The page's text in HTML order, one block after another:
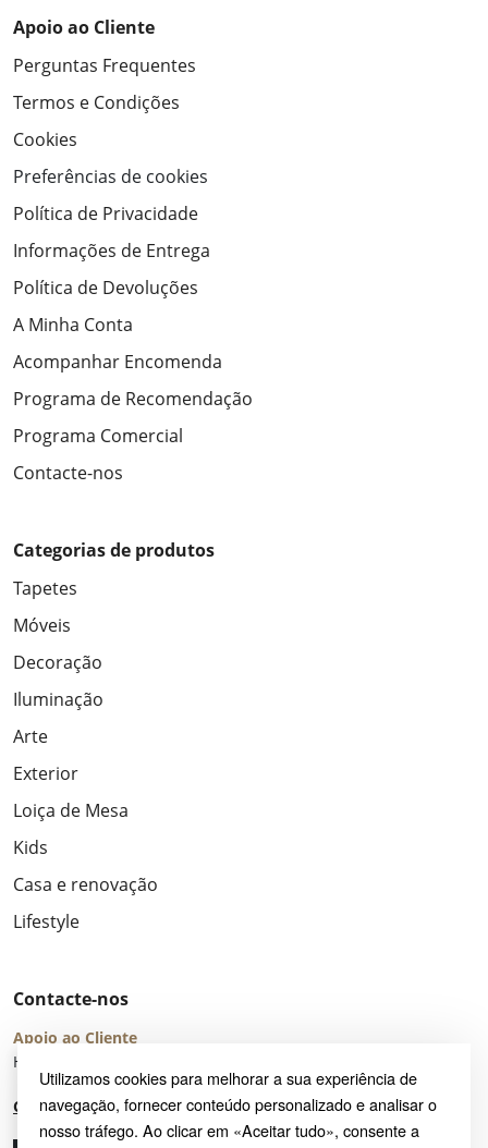
Utilizamos cookies para melhorar a sua experiência de
navegação, fornecer conteúdo personalizado e analisar o
nosso tráfego. Ao clicar em «Aceitar tudo», consente a
Apoio ao Cliente
Perguntas Frequentes
Termos e Condições
Cookies
Preferências de cookies
Política de Privacidade
Informações de Entrega
Política de Devoluções
A Minha Conta
Acompanhar Encomenda
Programa de Recomendação
Programa Comercial
Contacte-nos
Categorias de produtos
Tapetes
Móveis
Decoração
Iluminação
Arte
Exterior
Loiça de Mesa
Kids
Casa e renovação
Lifestyle
Contacte-nos
Apoio ao Cliente
Horário de Atendimento: seg – sex 8:00 – 16:00 (UTC+2)
Centro de Ajuda